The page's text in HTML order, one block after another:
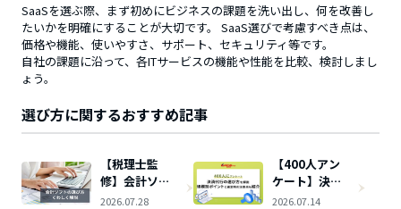
SaaSを選ぶ際、まず初めにビジネスの課題を洗い出し、何を改善し
たいかを明確にすることが大切です。 SaaS選びで考慮すべき点は、
価格や機能、使いやすさ、サポート、セキュリティ等です。
自社の課題に沿って、各ITサービスの機能や性能を比較、検討しまし
ょう。
選び方に関するおすすめ記事
【税理士監
修】会計ソフ
トの選び方を
2026.07.28
【400人アン
ケート】決済
代行の選び方
2026.07.14